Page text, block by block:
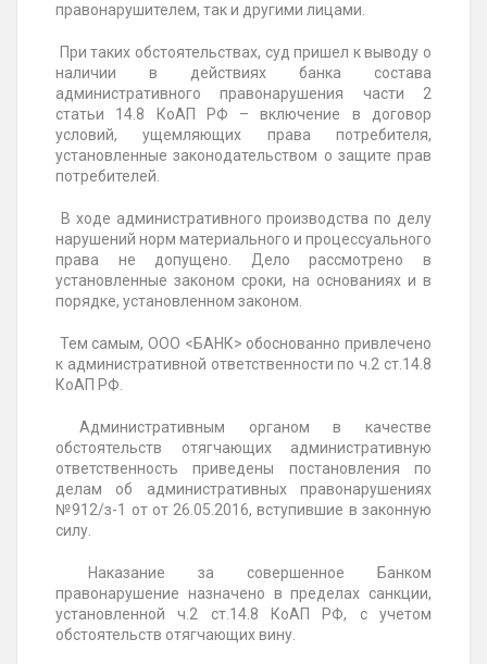
правонарушителем, так и другими лицами.
При таких обстоятельствах, суд пришел к выводу о
наличии в действиях банка состава
административного правонарушения части 2
статьи 14.8 КоАП РФ – включение в договор
условий, ущемляющих права потребителя,
установленные законодательством о защите прав
потребителей.
В ходе административного производства по делу
нарушений норм материального и процессуального
права не допущено. Дело рассмотрено в
установленные законом сроки, на основаниях и в
порядке, установленном законом.
Тем самым, ООО <БАНК> обоснованно привлечено
к административной ответственности по ч.2 ст.14.8
КоАП РФ.
Административным органом в качестве
обстоятельств отягчающих административную
ответственность приведены постановления по
делам об административных правонарушениях
№912/з-1 от от 26.05.2016, вступившие в законную
силу.
Наказание за совершенное Банком
правонарушение назначено в пределах санкции,
установленной ч.2 ст.14.8 КоАП РФ, с учетом
обстоятельств отягчающих вину.